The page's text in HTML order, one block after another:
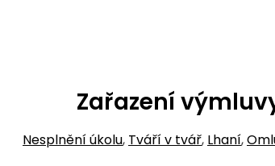
Zařazení
Nesplnění úkolu, Tváří v tvář, Lhaní,